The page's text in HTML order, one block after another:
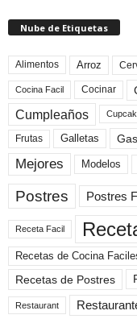
Nube de Etiquetas
Alimentos Arroz
Cocina Facil Cocinar
Cumpleaños
Frutas Galletas
Mejores Modelos
Postres Postres
Receta Facil
Recetas de Cocina
Recetas de Postres
Restaurant